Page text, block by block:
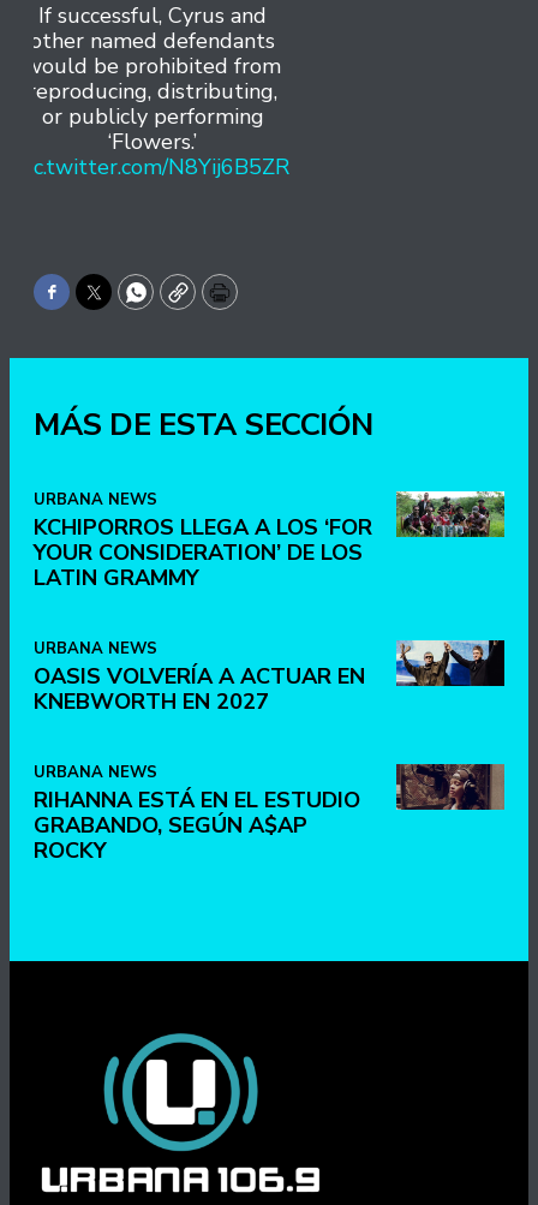
If successful, Cyrus and
other named defendants
would be prohibited from
reproducing, distributing,
or publicly performing
‘Flowers.’
pic.twitter.com/N8Yij6B5ZR
Facebook
TwitterWhatsApp
CopyPrint
MÁS DE ESTA SECCIÓN
URBANA NEWS
KCHIPORROS LLEGA A LOS ‘FOR
YOUR CONSIDERATION’ DE LOS
LATIN GRAMMY
URBANA NEWS
OASIS VOLVERÍA A ACTUAR EN
KNEBWORTH EN 2027
URBANA NEWS
RIHANNA ESTÁ EN EL ESTUDIO
GRABANDO, SEGÚN A$AP
ROCKY